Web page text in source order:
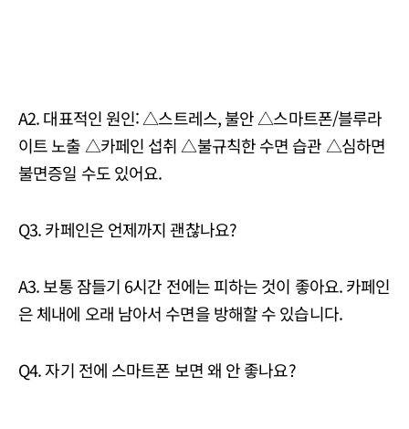
A2. 대표적인 원인: △스트레스, 불안 △스마트폰/블루라
이트 노출 △카페인 섭취 △불규칙한 수면 습관 △심하면
불면증일 수도 있어요.
Q3. 카페인은 언제까지 괜찮나요?
A3. 보통 잠들기 6시간 전에는 피하는 것이 좋아요. 카페인
은 체내에 오래 남아서 수면을 방해할 수 있습니다.
Q4. 자기 전에 스마트폰 보면 왜 안 좋나요?